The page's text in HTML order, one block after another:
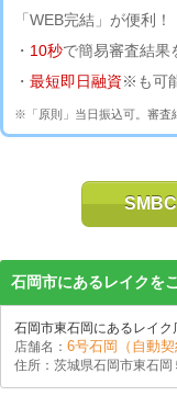
「WEB完結」が便利！
・ 10秒で簡易審査結果
・ 最短即日融資※も可
※「原則」当日振込可。審査
石岡市にあるレイクを
石岡市東石岡にあるレイク
店舗名： 6号石岡（自動契
住所：茨城県石岡市東石岡